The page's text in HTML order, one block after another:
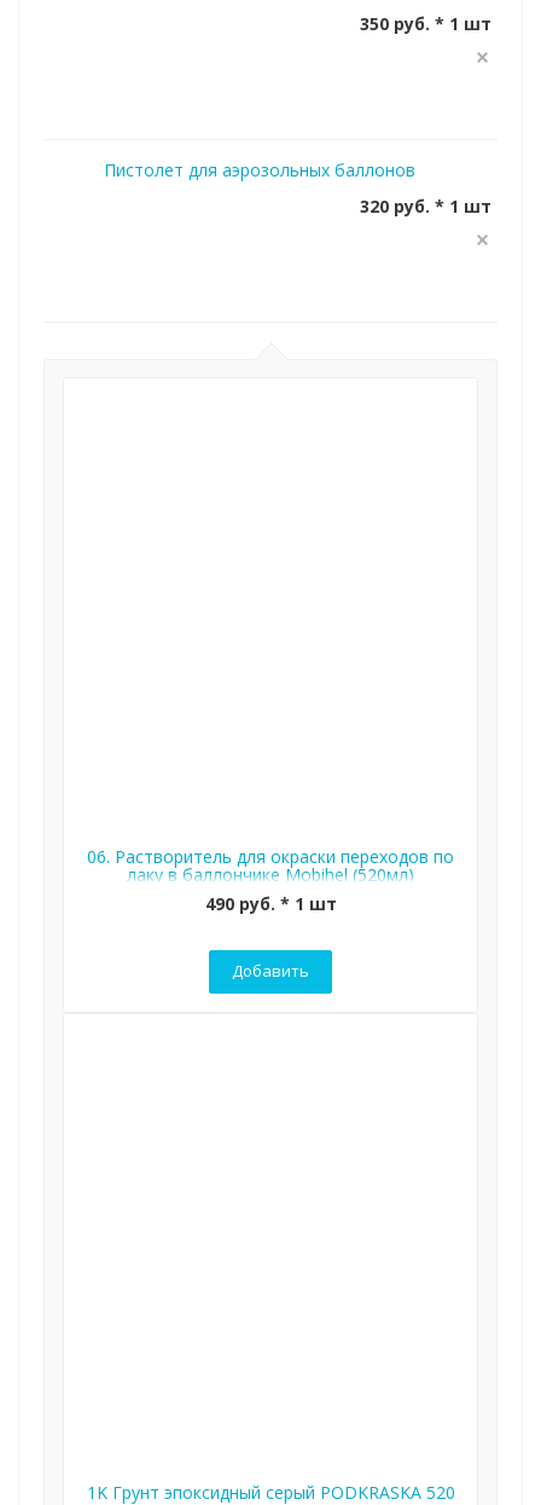
350 руб. * 1 шт
Пистолет для аэрозольных баллонов
320 руб. * 1 шт
06. Растворитель для окраски переходов по
лаку в баллончике Mobihel (520мл)
490 руб. * 1 шт
Добавить
1K Грунт эпоксидный серый PODKRASKA 520